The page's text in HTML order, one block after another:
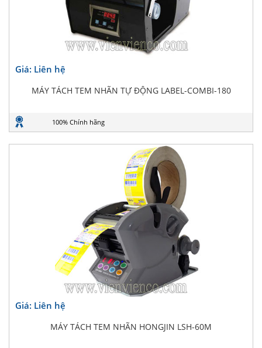
Giá: Liên hệ
MÁY TÁCH TEM NHÃN TỰ ĐỘNG LABEL-COMBI-180
100% Chính hãng
Giá: Liên hệ
MÁY TÁCH TEM NHÃN HONGJIN LSH-60M